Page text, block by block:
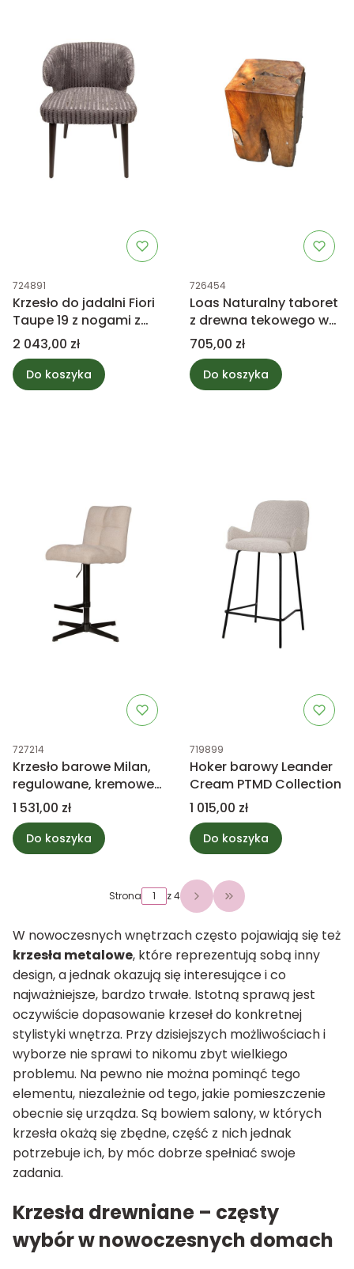
Kod produktu
724891
Krzesło do jadalni Fiori
Taupe 19 z nogami z
ciemnobrązowego
drewna PTMD
Collection
Cena
2 043,00 zł
Do koszyka
Kod produktu
726454
Loas Naturalny taboret
z drewna tekowego w
kształcie prostokąta
PTMD Collection
Cena
705,00 zł
Do koszyka
Kod produktu
727214
Krzesło barowe Milan,
regulowane, kremowe
PTMD Collection
Cena
1 531,00 zł
Do koszyka
Kod produktu
719899
Hoker barowy Leander
Cream PTMD Collection
Cena
1 015,00 zł
Do koszyka
Strona z 4 Przejdź do ostatniej
W nowoczesnych wnętrzach często pojawiają się też
krzesła metalowe, które reprezentują sobą inny
design, a jednak okazują się interesujące i co
najważniejsze, bardzo trwałe. Istotną sprawą jest
oczywiście dopasowanie krzeseł do konkretnej
stylistyki wnętrza. Przy dzisiejszych możliwościach i
wyborze nie sprawi to nikomu zbyt wielkiego
problemu. Na pewno nie można pominąć tego
elementu, niezależnie od tego, jakie pomieszczenie
obecnie się urządza. Są bowiem salony, w których
krzesła okażą się zbędne, część z nich jednak
potrzebuje ich, by móc dobrze spełniać swoje
zadania.
Krzesła drewniane – częsty
wybór w nowoczesnych domach